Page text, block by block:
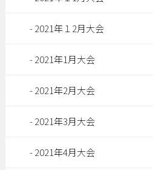
2021年１2月大会
2021年1月大会
2021年2月大会
2021年3月大会
2021年4月大会